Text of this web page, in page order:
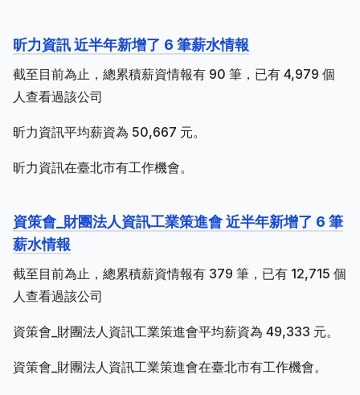
昕力資訊 近半年新增了 6 筆薪水情報
截至目前為止，總累積薪資情報有 90 筆，已有 4,979 個
人查看過該公司
昕力資訊平均薪資為 50,667 元。
昕力資訊在臺北市有工作機會。
資策會_財團法人資訊工業策進會 近半年新增了 6 筆
薪水情報
截至目前為止，總累積薪資情報有 379 筆，已有 12,715 個
人查看過該公司
資策會_財團法人資訊工業策進會平均薪資為 49,333 元。
資策會_財團法人資訊工業策進會在臺北市有工作機會。